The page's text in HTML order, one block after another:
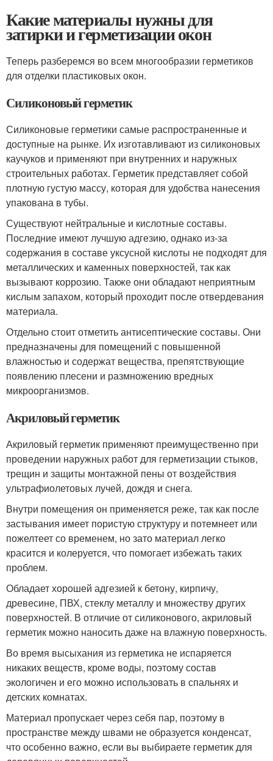
Какие материалы нужны для
затирки и герметизации окон
Теперь разберемся во всем многообразии герметиков
для отделки пластиковых окон.
Силиконовый герметик
Силиконовые герметики самые распространенные и
доступные на рынке. Их изготавливают из силиконовых
каучуков и применяют при внутренних и наружных
строительных работах. Герметик представляет собой
плотную густую массу, которая для удобства нанесения
упакована в тубы.
Существуют нейтральные и кислотные составы.
Последние имеют лучшую адгезию, однако из-за
содержания в составе уксусной кислоты не подходят для
металлических и каменных поверхностей, так как
вызывают коррозию. Также они обладают неприятным
кислым запахом, который проходит после отвердевания
материала.
Отдельно стоит отметить антисептические составы. Они
предназначены для помещений с повышенной
влажностью и содержат вещества, препятствующие
появлению плесени и размножению вредных
микроорганизмов.
Акриловый герметик
Акриловый герметик применяют преимущественно при
проведении наружных работ для герметизации стыков,
трещин и защиты монтажной пены от воздействия
ультрафиолетовых лучей, дождя и снега.
Внутри помещения он применяется реже, так как после
застывания имеет пористую структуру и потемнеет или
пожелтеет со временем, но зато материал легко
красится и колеруется, что помогает избежать таких
проблем.
Обладает хорошей адгезией к бетону, кирпичу,
древесине, ПВХ, стеклу металлу и множеству других
поверхностей. В отличие от силиконового, акриловый
герметик можно наносить даже на влажную поверхность.
Во время высыхания из герметика не испаряется
никаких веществ, кроме воды, поэтому состав
экологичен и его можно использовать в спальнях и
детских комнатах.
Материал пропускает через себя пар, поэтому в
пространстве между швами не образуется конденсат,
что особенно важно, если вы выбираете герметик для